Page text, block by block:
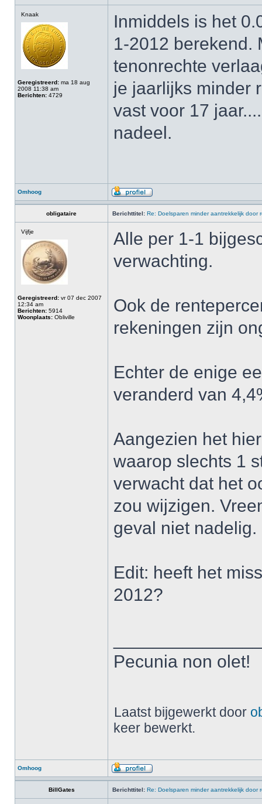
Knaak
Geregistreerd: ma 18 aug
2008 11:38 am
Berichten: 4729
Inmiddels is het
1-2012 berekend.
tenonrechte
je jaarlijks minder
vast voor 17
nadeel.
Omhoog
obligataire Berichttitel: Re: Doelsparen minder aantrekkelijk door
Vijfje
Geregistreerd: vr 07 dec 2007
12:34 am
Berichten: 5914
Woonplaats: Obliville
Alle per 1-1
verwachting.
Ook de
rekeningen zijn
Echter de enige
veranderd van
Aangezien het
waarop slechts 1
verwacht dat het
zou wijzigen.
geval niet nadelig.
Edit: heeft het
2012?
Pecunia non olet!
Laatst bijgewerkt door
keer bewerkt.
Omhoog
BillGates Berichttitel: Re: Doelsparen minder aantrekkelijk door